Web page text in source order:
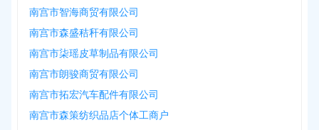
南宫市智海商贸有限公司
南宫市森盛秸秆有限公司
南宫市柒瑶皮草制品有限公司
南宫市朗骏商贸有限公司
南宫市拓宏汽车配件有限公司
南宫市森策纺织品店个体工商户